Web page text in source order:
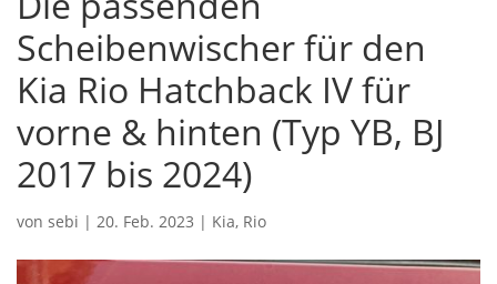
Scheibenwischer für den
Kia Rio Hatchback IV für
vorne & hinten (Typ YB, BJ
2017 bis 2024)
von sebi | 20. Feb. 2023 | Kia, Rio